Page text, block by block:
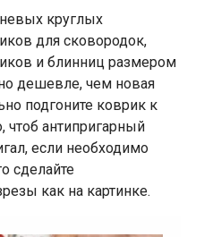
круглых
для сковородок,
и блинниц размером
дешевле, чем новая
подгоните коврик к
чтоб антипригарный
если необходимо
сделайте
как на картинке.